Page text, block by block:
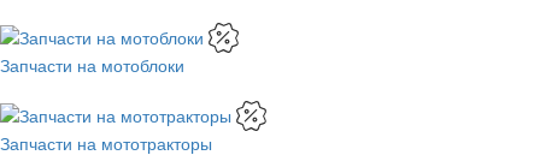
Запчасти на мотоблоки
Запчасти на мототракторы